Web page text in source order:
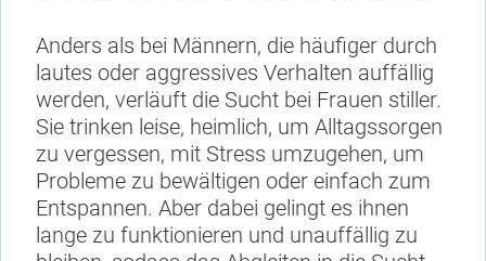
Anders als bei Männern, die häufiger durch
lautes oder aggressives Verhalten auffällig
werden, verläuft die Sucht bei Frauen stiller.
Sie trinken leise, heimlich, um Alltagssorgen
zu vergessen, mit Stress umzugehen, um
Probleme zu bewältigen oder einfach zum
Entspannen. Aber dabei gelingt es ihnen
lange zu funktionieren und unauffällig zu